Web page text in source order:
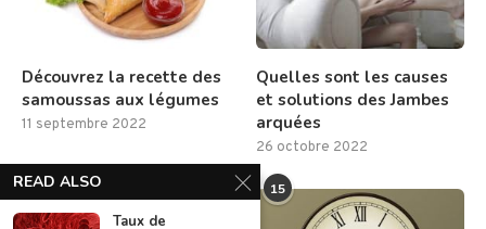
Découvrez la recette des
samoussas aux légumes
11 septembre 2022
Quelles sont les causes
et solutions des Jambes
arquées
26 octobre 2022
14 15
READ ALSO
Taux de